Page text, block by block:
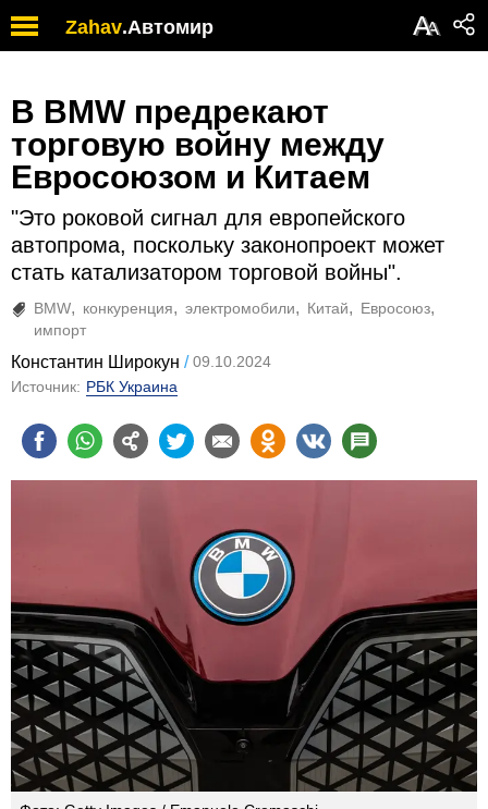
Zahav.Автомир АА
В BMW предрекают
торговую войну между
Евросоюзом и Китаем
"Это роковой сигнал для европейского
автопрома, поскольку законопроект может
стать катализатором торговой войны".
BMW конкуренция электромобили Китай
Евросоюз
импорт
Константин Широкун
09.10.2024
Источник: РБК Украина